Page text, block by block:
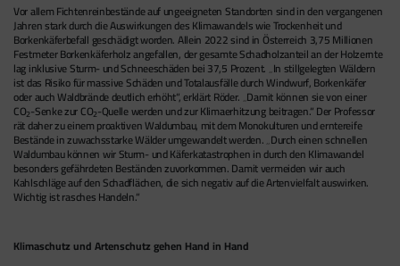
Vor allem Fichtenreinbestände auf ungeeigneten Standorten sind in den vergangenen
Jahren stark durch die Auswirkungen des Klimawandels wie Trockenheit und
Borkenkäferbefall geschädigt worden. Allein 2022 sind in Österreich 3,75 Millionen
Festmeter Borkenkäferholz angefallen, der gesamte Schadholzanteil an der Holzernte
lag inklusive Sturm- und Schneeschäden bei 37,5 Prozent. „In stillgelegten Wäldern
ist das Risiko für massive Schäden und Totalausfälle durch Windwurf, Borkenkäfer
oder auch Waldbrände deutlich erhöht“, erklärt Röder. „Damit können sie von einer
CO2-Senke zur CO2-Quelle werden und zur Klimaerhitzung beitragen.“ Der Professor
rät daher zu einem proaktiven Waldumbau, mit dem Monokulturen und erntereife
Bestände in zuwachsstarke Wälder umgewandelt werden. „Durch einen schnellen
Waldumbau können wir Sturm- und Käferkatastrophen in durch den Klimawandel
besonders gefährdeten Beständen zuvorkommen. Damit vermeiden wir auch
Kahlschläge auf den Schadflächen, die sich negativ auf die Artenvielfalt auswirken.
Wichtig ist rasches Handeln.“
Klimaschutz und Artenschutz gehen Hand in Hand